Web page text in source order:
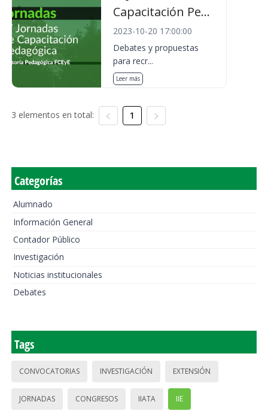
Capacitación Pe...
2023-10-20 17:00:00
Debates y propuestas
para recr...
Leer más
3 elementos en total: 1
Categorías
Alumnado
Información General
Contador Público
Investigación
Noticias institucionales
Debates
Tags
CONVOCATORIAS INVESTIGACIÓN EXTENSIÓN
JORNADAS CONGRESOS IIATA IIE